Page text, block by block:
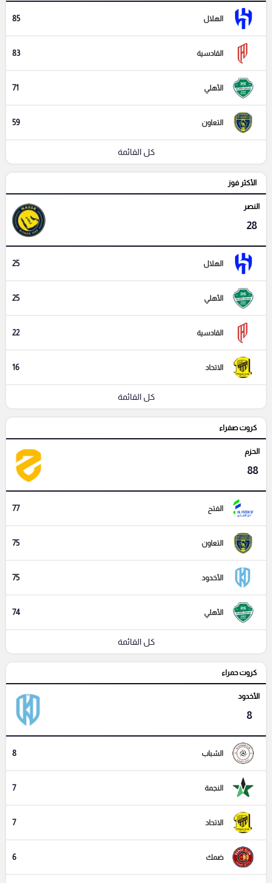
الهلال 85
القادسية 83
الأهلي 71
التعاون 59
كل القائمة
الأكثر فوز
النصر
28
الهلال 25
الأهلي 25
القادسية 22
الاتحاد 16
كل القائمة
كروت صفراء
الحزم
88
الفتح 77
التعاون 75
الأخدود 75
الأهلي 74
كل القائمة
كروت حمراء
الأخدود
8
الشباب 8
النجمة 7
الاتحاد 7
ضمك 6